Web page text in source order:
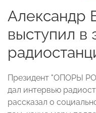
Александр
выступил в
Президент "ОПОРЫ
дал интервью
рассказал о